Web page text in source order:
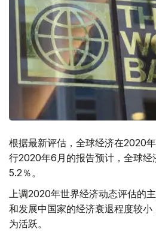
根据最新评估，全球经济在2020
行2020年6月的报告预计，全球
5.2％。
上调2020年世界经济动态评估的
和发展中国家的经济衰退程度较
为活跃。